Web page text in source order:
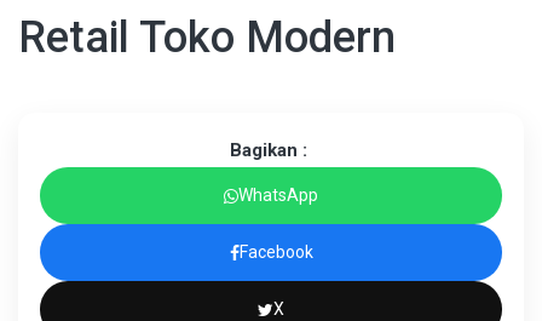
Retail Toko Modern
Bagikan :
WhatsApp
Facebook
X